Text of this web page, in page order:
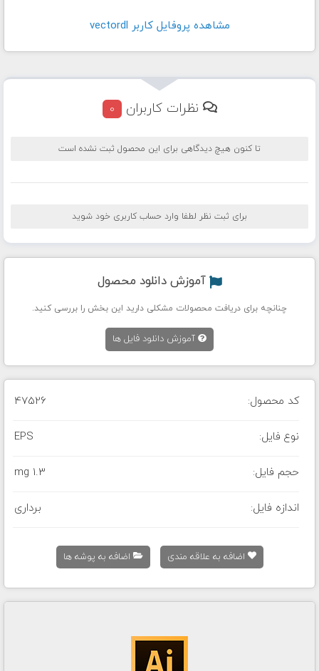
مشاهده پروفايل کاربر vectordl
نظرات کاربران 0
تا کنون هیچ دیدگاهی برای این محصول ثبت نشده است
برای ثبت نظر لطفا وارد حساب کاربری خود شوید
آموزش دانلود محصول
چنانچه برای دریافت محصولات مشکلی دارید این بخش را بررسی کنید.
آموزش دانلود فایل ها
کد محصول: 47526
نوع فایل: EPS
حجم فایل: 1.3 mg
اندازه فایل: برداری
اضافه به علاقه مندی اضافه به پوشه ها